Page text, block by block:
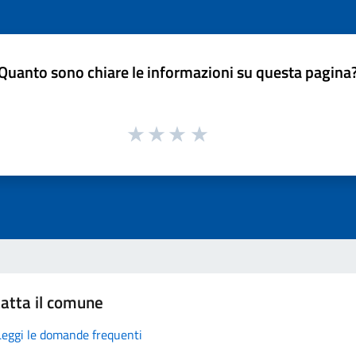
sono chiare le informazioni su questa
il comune
le domande frequenti